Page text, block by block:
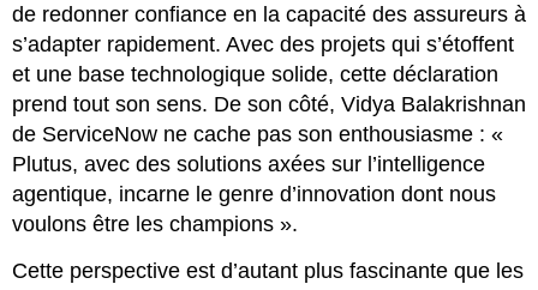
de redonner confiance en la capacité des assureurs à
s’adapter rapidement. Avec des projets qui s’étoffent
et une base technologique solide, cette déclaration
prend tout son sens. De son côté, Vidya Balakrishnan
de ServiceNow ne cache pas son enthousiasme : «
Plutus, avec des solutions axées sur l’intelligence
agentique, incarne le genre d’innovation dont nous
voulons être les champions ».
Cette perspective est d’autant plus fascinante que les